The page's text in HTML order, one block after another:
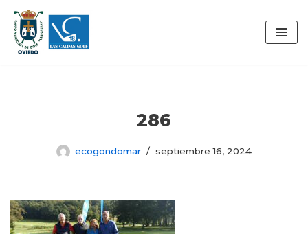
Saltar
al
286
ecogondomar septiembre 16, 2024